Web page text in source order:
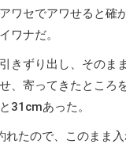
ワセでアワせると確
ワナだ。
きずり出し、そのま
、寄ってきたところ
31cmあった。
たので、このまま